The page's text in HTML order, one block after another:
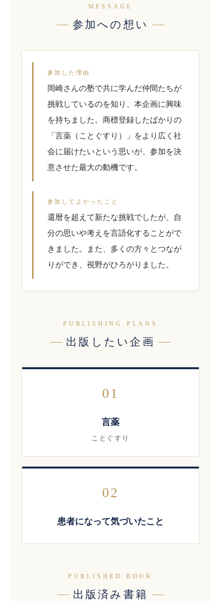
MESSAGE
参加への想い
参加した理由
岡崎さんの塾で共に学んだ仲間たちが
挑戦しているのを知り、本企画に興味
を持ちました。商標登録したばかりの
「言薬（ことぐすり）」をより広く社
会に届けたいという思いが、参加を決
意させた最大の動機です。
参加してよかったこと
還暦を超えて新たな挑戦でしたが、自
分の思いや考えを言語化することがで
きました。また、多くの方々とつなが
りができ、視野がひろがりました。
PUBLISHING PLANS
出版したい企画
01
言薬
ことぐすり
02
患者になって気づいたこと
PUBLISHED BOOK
出版済み書籍